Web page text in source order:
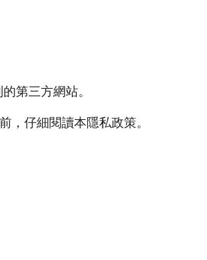
第三方網站。
仔細閱讀本隱私政策。